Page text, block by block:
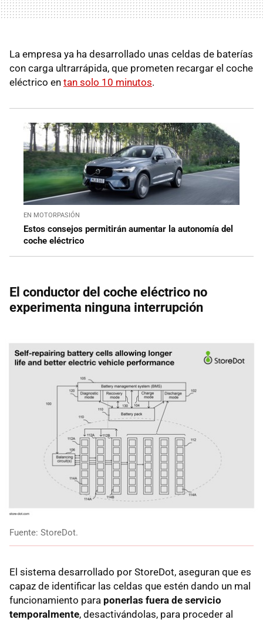
La empresa ya ha desarrollado unas celdas de baterías
con carga ultrarrápida, que prometen recargar el coche
eléctrico en tan solo 10 minutos.
EN MOTORPASIÓN
Estos consejos permitirán aumentar la autonomía del
coche eléctrico
El conductor del coche eléctrico no
experimenta ninguna interrupción
Fuente: StoreDot.
El sistema desarrollado por StoreDot, aseguran que es
capaz de identificar las celdas que estén dando un mal
funcionamiento para ponerlas fuera de servicio
temporalmente, desactivándolas, para proceder al